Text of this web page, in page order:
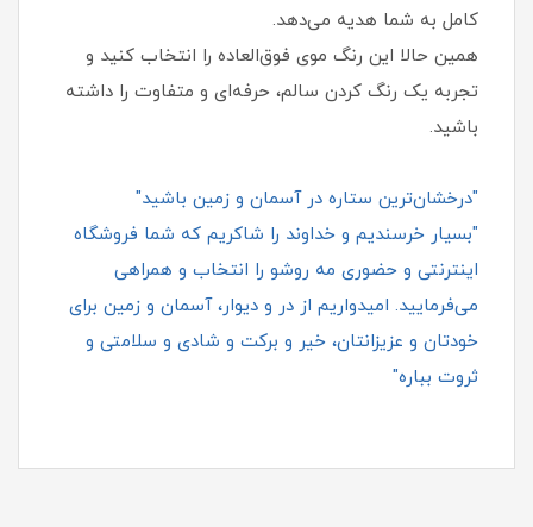
کامل به شما هدیه می‌دهد.
همین حالا این رنگ موی فوق‌العاده را انتخاب کنید و
تجربه یک رنگ‌ کردن سالم، حرفه‌ای و متفاوت را داشته
باشید.
"درخشان‌ترین ستاره در آسمان و زمین باشید"
"بسیار خرسندیم و خداوند را شاکریم که شما فروشگاه
اینترنتی و حضوری مه روشو را انتخاب و همراهی
می‌فرمایید. امیدواریم از در و دیوار، آسمان و زمین برای
خودتان و عزیزانتان، خیر و برکت و شادی و سلامتی و
ثروت بباره"